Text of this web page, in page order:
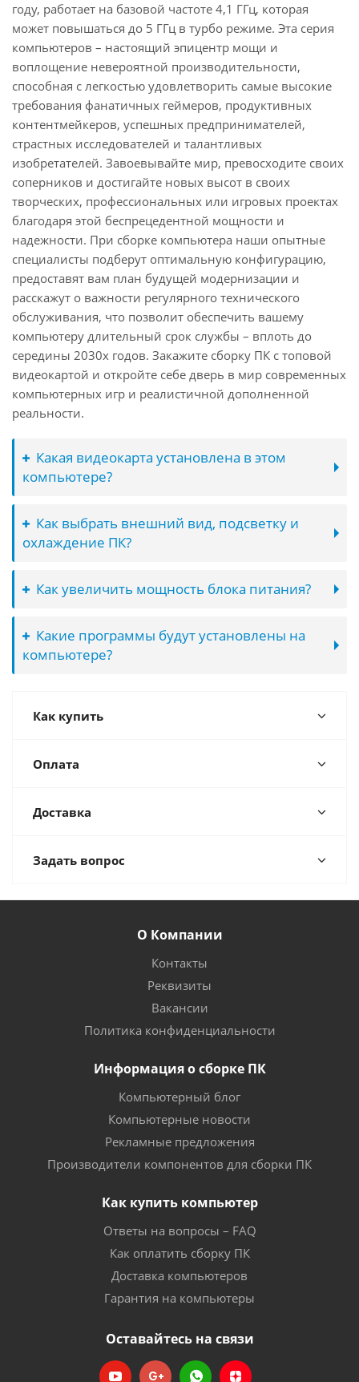
году, работает на базовой частоте 4,1 ГГц, которая
может повышаться до 5 ГГц в турбо режиме. Эта серия
компьютеров – настоящий эпицентр мощи и
воплощение невероятной производительности,
способная с легкостью удовлетворить самые высокие
требования фанатичных геймеров, продуктивных
контентмейкеров, успешных предпринимателей,
страстных исследователей и талантливых
изобретателей. Завоевывайте мир, превосходите своих
соперников и достигайте новых высот в своих
творческих, профессиональных или игровых проектах
благодаря этой беспрецедентной мощности и
надежности. При сборке компьютера наши опытные
специалисты подберут оптимальную конфигурацию,
предоставят вам план будущей модернизации и
расскажут о важности регулярного технического
обслуживания, что позволит обеспечить вашему
компьютеру длительный срок службы – вплоть до
середины 2030х годов. Закажите сборку ПК с топовой
видеокартой и откройте себе дверь в мир современных
компьютерных игр и реалистичной дополненной
реальности.
Какая видеокарта установлена в этом
компьютере?
Как выбрать внешний вид, подсветку и
охлаждение ПК?
Как увеличить мощность блока питания?
Какие программы будут установлены на
компьютере?
Как купить
Оплата
Доставка
Задать вопрос
О Компании
Контакты
Реквизиты
Вакансии
Политика конфиденциальности
Информация о сборке ПК
Компьютерный блог
Компьютерные новости
Рекламные предложения
Производители компонентов для сборки ПК
Как купить компьютер
Ответы на вопросы – FAQ
Как оплатить сборку ПК
Доставка компьютеров
Гарантия на компьютеры
Оставайтесь на связи